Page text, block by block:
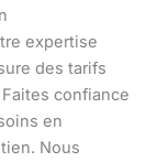
expertise
des tarifs
confiance
en
Nous